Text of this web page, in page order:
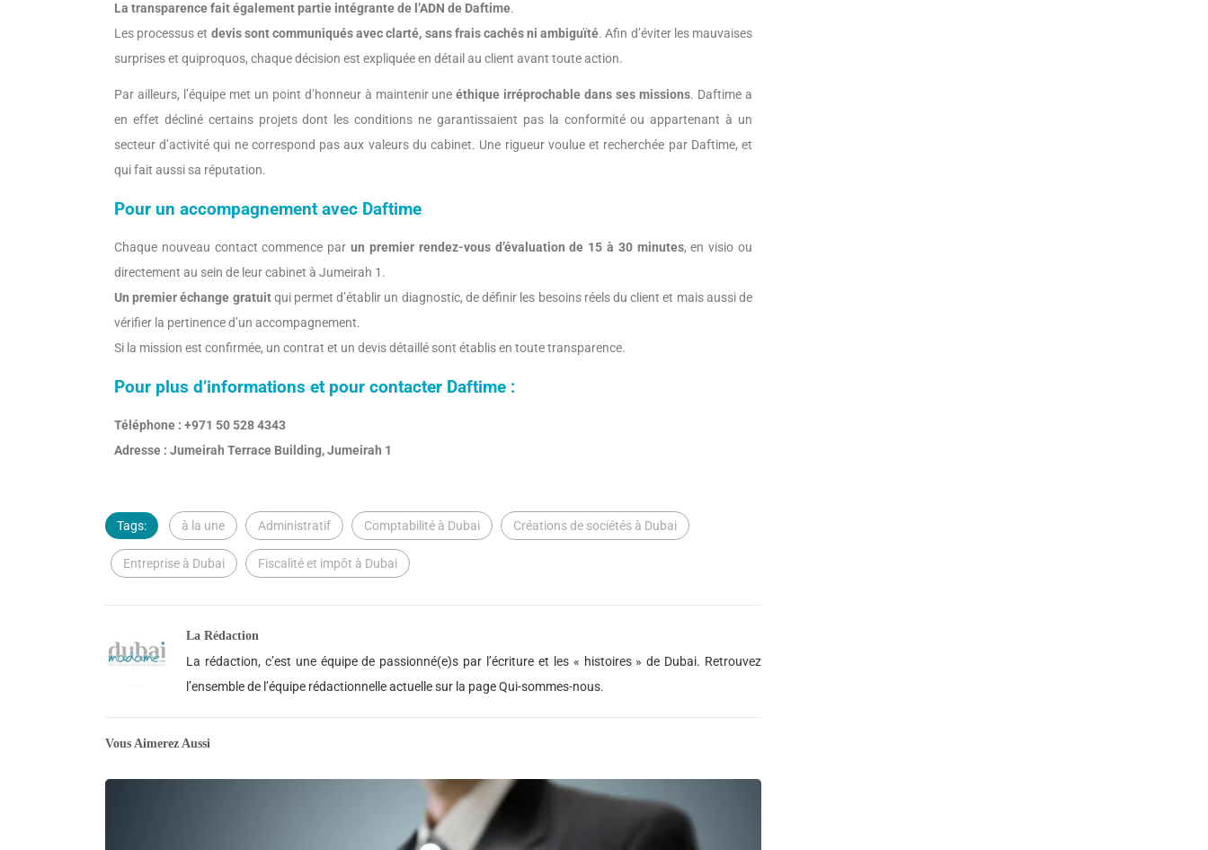
La transparence fait également partie intégrante de l’ADN de Daftime.
Les processus et devis sont communiqués avec clarté, sans frais cachés ni ambiguïté. Afin d’éviter les mauvaises
surprises et quiproquos, chaque décision est expliquée en détail au client avant toute action.
Par ailleurs, l’équipe met un point d’honneur à maintenir uneéthique irréprochable dans ses missions. Daftime a
en effet décliné certains projets dont les conditions ne garantissaient pas la conformité ou appartenant à un
secteur d’activité qui ne correspond pas aux valeurs du cabinet. Une rigueur voulue et recherchée par Daftime, et
qui fait aussi sa réputation.
Pour un accompagnement avec Daftime
Chaque nouveau contact commence parun premier rendez-vous d’évaluation de 15 à 30 minutes, en visio ou
directement au sein de leur cabinet à Jumeirah 1.
Un premier échange gratuitqui permet d’établir un diagnostic, de définir les besoins réels du client et mais aussi de
vérifier la pertinence d’un accompagnement.
Si la mission est confirmée, un contrat et un devis détaillé sont établis en toute transparence.
Pour plus d’informations et pour contacter Daftime :
Téléphone : +971 50 528 4343
Adresse : Jumeirah Terrace Building, Jumeirah 1
Tags: à la une Administratif Comptabilité à Dubai Créations de sociétés à Dubai
Entreprise à Dubai Fiscalité et impôt à Dubai
La Rédaction
La rédaction, c’est une équipe de passionné(e)s par l’écriture et les « histoires » de Dubai. Retrouvez
l’ensemble de l’équipe rédactionnelle actuelle sur la page Qui-sommes-nous.
Vous Aimerez Aussi